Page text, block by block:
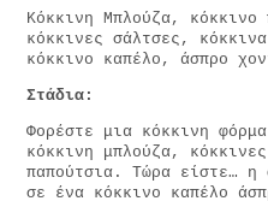
Κόκκινη Μπλούζα, κόκκινο
κόκκινες σάλτσες,
κόκκινο καπέλο, άσπρο
Στάδια:
Φορέστε μια κόκκινη
κόκκινη μπλούζα,
παπούτσια. Τώρα είστε… η
σε ένα κόκκινο καπέλο